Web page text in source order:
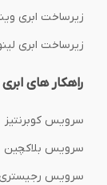
زیرساخت ابری
زیرساخت ابری
راهکار های ابری
سرویس کوبرنتیز
سرویس بلاکچین
سرویس رجیستری